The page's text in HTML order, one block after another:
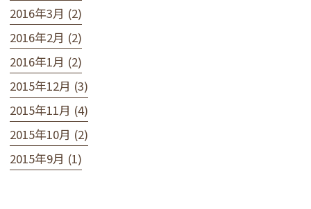
2016年3月 (2)
2016年2月 (2)
2016年1月 (2)
2015年12月 (3)
2015年11月 (4)
2015年10月 (2)
2015年9月 (1)